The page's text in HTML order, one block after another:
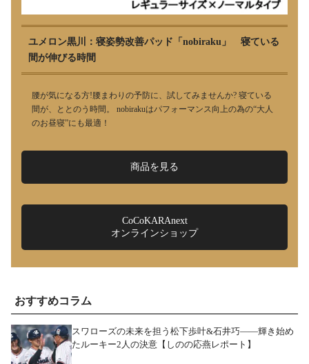
ユメロン黒川：寝姿勢改善パッド「nobiraku」 寝ている
間が伸びる時間
腰が気になる方!腰まわりの予防に、試してみませんか? 寝ている
間が、ととのう時間。 nobirakuはパフォーマンス向上の為の“大人
のお昼寝”にも最適！
商品を見る
CoCoKARAnext
オンラインショップ
おすすめコラム
スワローズの未来を担う松下歩叶&石井巧――輝き始め
たルーキー2人の決意【しのの応燕レポート】